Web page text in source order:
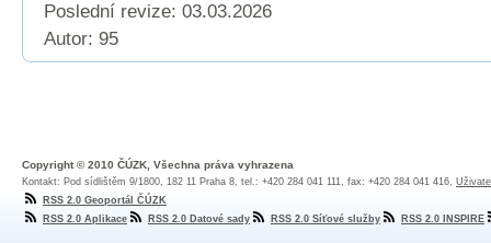
Poslední revize: 03.03.2026
Autor: 95
Copyright © 2010 ČÚZK, Všechna práva vyhrazena
Kontakt: Pod sídlištěm 9/1800, 182 11 Praha 8, tel.: +420 284 041 111, fax: +420 284 041 416,
RSS 2.0 Geoportál ČÚZK
RSS 2.0 Aplikace
RSS 2.0 Datové sady RSS 2.0 Síťové služby RSS 2.0 INSPIRE